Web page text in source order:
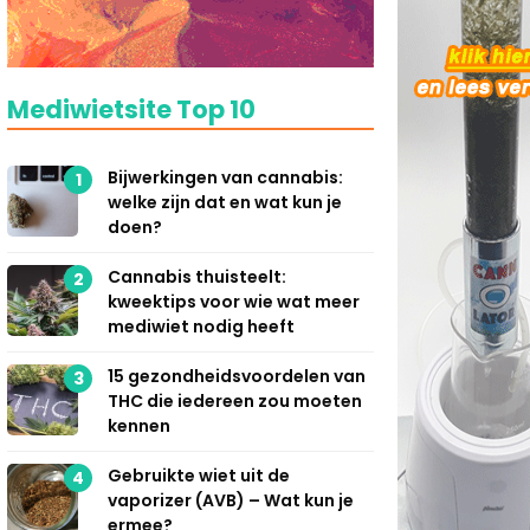
Mediwietsite Top 10
1
Bijwerkingen van cannabis:
welke zijn dat en wat kun je
doen?
2
Cannabis thuisteelt:
kweektips voor wie wat meer
mediwiet nodig heeft
3
15 gezondheidsvoordelen van
THC die iedereen zou moeten
kennen
4
Gebruikte wiet uit de
vaporizer (AVB) – Wat kun je
ermee?